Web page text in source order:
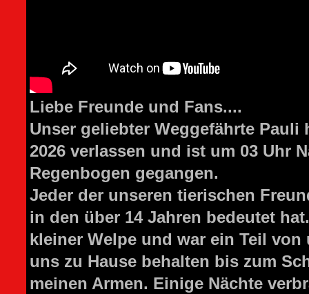
Liebe Freunde und Fans....
Unser geliebter Weggefährte Pauli
2026 verlassen und ist um 03 Uhr
Regenbogen gegangen.
Jeder der unseren tierischen
in den über 14 Jahren bedeutet
kleiner Welpe und war ein Teil
uns zu Hause behalten bis zum
meinen Armen. Einige Nächte